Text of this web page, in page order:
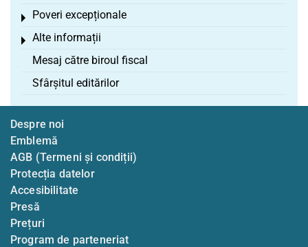
Poveri excepționale
Toggle menu
Alte informații
Toggle menu
Mesaj către biroul fiscal
Sfârșitul editărilor
Despre noi
Emblemă
AGB (Termeni și condiții)
Protecția datelor
Accesibilitate
Presă
Prețuri
Program de parteneriat